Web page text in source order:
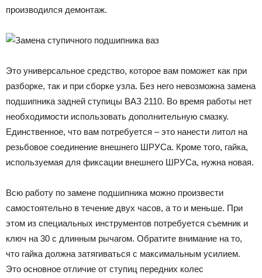
производился демонтаж.
Это универсальное средство, которое вам поможет как при
разборке, так и при сборке узла. Без него невозможна замена
подшипника задней ступицы ВАЗ 2110. Во время работы нет
необходимости использовать дополнительную смазку.
Единственное, что вам потребуется – это нанести литол на
резьбовое соединение внешнего ШРУСа. Кроме того, гайка,
используемая для фиксации внешнего ШРУСа, нужна новая.
Всю работу по замене подшипника можно произвести
самостоятельно в течение двух часов, а то и меньше. При
этом из специальных инструментов потребуется съемник и
ключ на 30 с длинным рычагом. Обратите внимание на то,
что гайка должна затягиваться с максимальным усилием.
Это основное отличие от ступиц передних колес